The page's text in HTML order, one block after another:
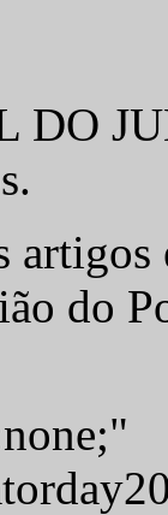
DO
do